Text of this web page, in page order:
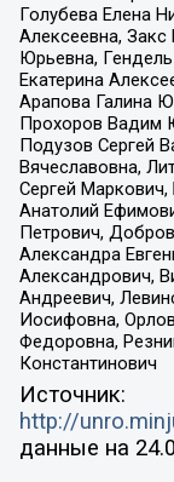
Голубева Елена
Алексеевна, Закс
Юрьевна,
Екатерина
Арапова Галина
Прохоров Вадим
Подузов Сергей
Вячеславовна,
Сергей
Анатолий
Петрович,
Александра
Александрович,
Андреевич,
Иосифовна,
Федоровна,
Константинович
Источник:
http://
данные на